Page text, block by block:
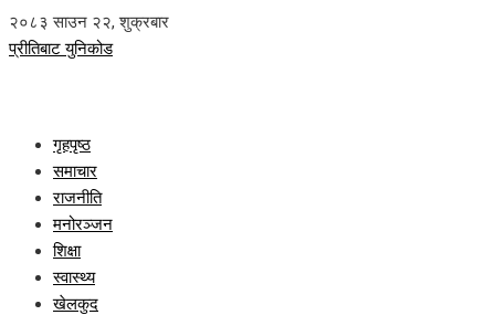
२०८३ साउन २२, शुक्रबार
प्रीतिबाट युनिकोड
गृहपृष्ठ
समाचार
राजनीति
मनोरञ्जन
शिक्षा
स्वास्थ्य
खेलकुद